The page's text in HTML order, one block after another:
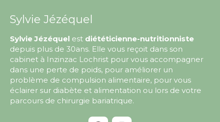
Sylvie Jézéquel
Sylvie Jézéquel est diététicienne-nutritionniste
depuis plus de 30ans. Elle vous reçoit dans son
cabinet à Inzinzac Lochrist pour vous accompagner
dans une perte de poids, pour améliorer un
problème de compulsion alimentaire, pour vous
éclairer sur diabète et alimentation ou lors de votre
parcours de chirurgie bariatrique.